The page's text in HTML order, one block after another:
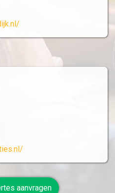
aanvragen